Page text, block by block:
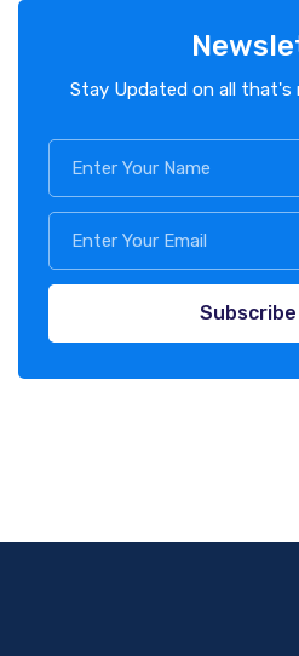
Stay Updated on all
Subscribe